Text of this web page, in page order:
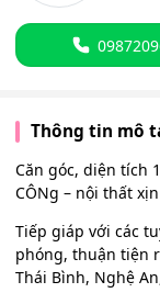
Thông tin mô
Căn góc, diện tích
CÔNg – nội thất
Tiếp giáp với các
phóng, thuận tiện
Thái Bình, Nghệ